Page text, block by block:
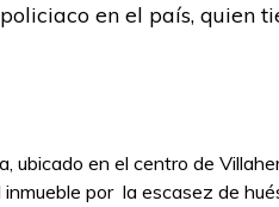
en el país, quien
ubicado en el centro de
por la escasez de